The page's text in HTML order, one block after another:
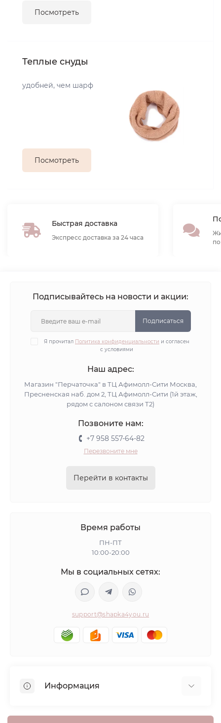
Посмотреть
Теплые снуды
удобней, чем шарф
Посмотреть
Быстрая доставка
Экспресс доставка за 24 часа
Подписывайтесь на новости и акции:
Подписаться
Я прочитал Политика конфиденциальности и согласен
с условиями
Наш адрес:
Магазин "Перчаточка" в ТЦ Афимолл-Сити Москва,
Пресненская наб. дом 2, ТЦ Афимолл-Сити (1й этаж,
рядом с салоном связи Т2)
Позвоните нам:
+7 958 557-64-82
Перезвоните мне
Перейти в контакты
Время работы
ПН-ПТ
10:00-20:00
Мы в социальных сетях:
support@shapka4you.ru
Информация